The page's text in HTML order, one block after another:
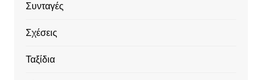
Συνταγές
Σχέσεις
Ταξίδια